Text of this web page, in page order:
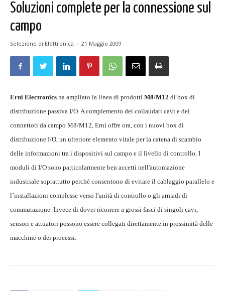
Soluzioni complete per la connessione sul
campo
Selezione di Elettronica - 21 Maggio 2009
Erni Electronics ha ampliato la linea di prodotti M8/M12 di box di
distribuzione passiva I/O. A complemento dei collaudati cavi e dei
connettori da campo M8/M12, Erni offre ora, con i nuovi box di
distribuzione I/O, un ulteriore elemento vitale per la catena di scambio
delle informazioni tra i dispositivi sul campo e il livello di controllo. I
moduli di I/O sono particolarmente ben accetti nell'automazione
industriale soprattutto perché consentono di evitare il cablaggio parallelo e
l´installazioni complesse verso l'unità di controllo o gli armadi di
commutazione. Invece di dover ricorrere a grossi fasci di singoli cavi,
sensori e attuatori possono essere collegati direttamente in prossimità delle
macchine o dei processi.